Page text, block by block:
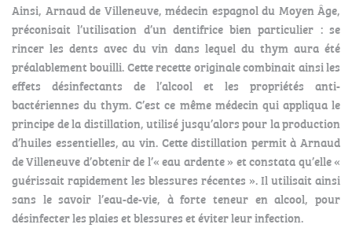
Ainsi, Arnaud de Villeneuve, médecin espagnol du Moyen Âge,
préconisait l’utilisation d’un dentifrice bien particulier : se
rincer les dents avec du vin dans lequel du thym aura été
préalablement bouilli. Cette recette originale combinait ainsi les
effets désinfectants de l’alcool et les propriétés anti-
bactériennes du thym. C’est ce même médecin qui appliqua le
principe de la distillation, utilisé jusqu’alors pour la production
d’huiles essentielles, au vin. Cette distillation permit à Arnaud
de Villeneuve d’obtenir de l’« eau ardente » et constata qu’elle «
guérissait rapidement les blessures récentes ». Il utilisait ainsi
sans le savoir l’eau-de-vie, à forte teneur en alcool, pour
désinfecter les plaies et blessures et éviter leur infection.